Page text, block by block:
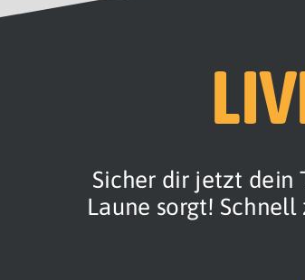
Sicher dir jetzt dein
Laune sorgt!